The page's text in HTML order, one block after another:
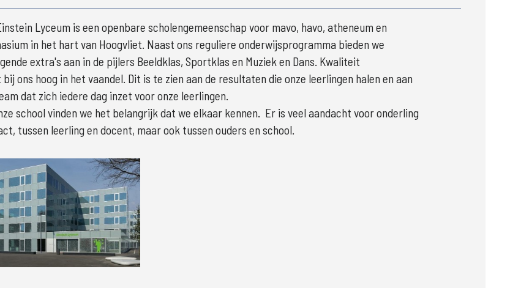
Lyceum is een openbare scholengemeenschap voor mavo, havo, atheneum en
in het hart van Hoogvliet. Naast ons reguliere onderwijsprogramma bieden we
extra's aan in de pijlers Beeldklas, Sportklas en Muziek en Dans. Kwaliteit
ons hoog in het vaandel. Dit is te zien aan de resultaten die onze leerlingen halen en aan
dat zich iedere dag inzet voor onze leerlingen.
school vinden we het belangrijk dat we elkaar kennen.  Er is veel aandacht voor onderling
tussen leerling en docent, maar ook tussen ouders en school.